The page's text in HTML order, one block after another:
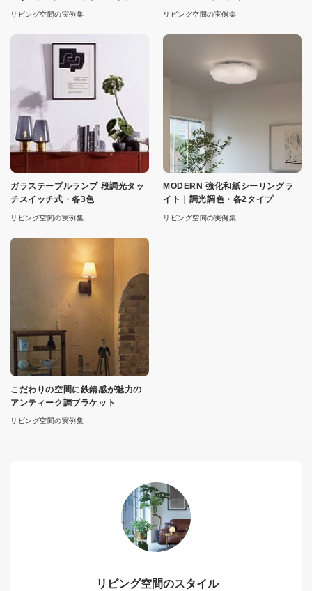
リビング空間の実例集 リビング空間の実例集
ガラステーブルランプ 段調光タッ
チスイッチ式・各3色
リビング空間の実例集
MODERN 強化和紙シーリングラ
イト｜調光調色・各2タイプ
リビング空間の実例集
こだわりの空間に鉄錆感が魅力の
アンティーク調ブラケット
リビング空間の実例集
リビング空間のスタイル